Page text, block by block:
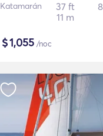
Katamarán
37 ft
11 m
8
$1,055 /noc